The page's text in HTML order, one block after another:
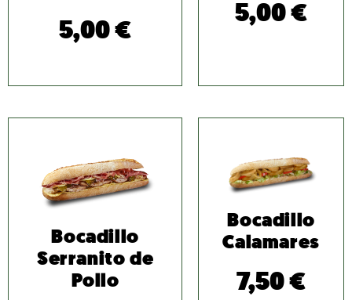
5,00€ 5,00€
Bocadillo
Serranito de
Pollo
Bocadillo
Calamares
7,50€